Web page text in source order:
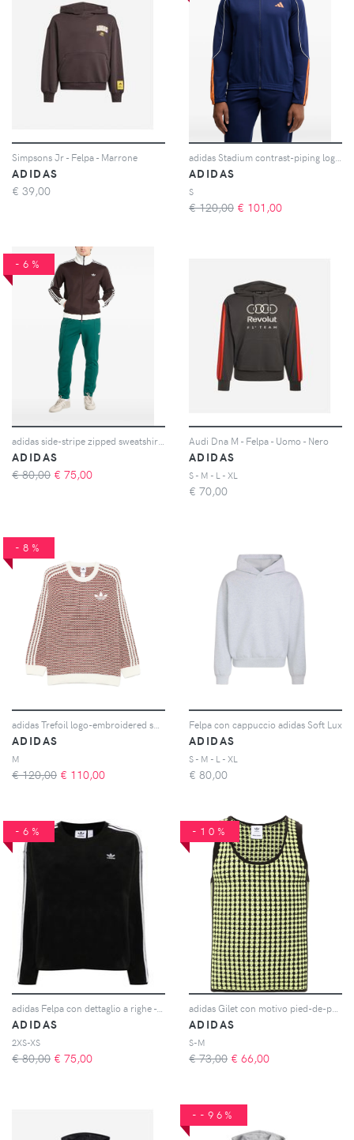
Simpsons Jr - Felpa - Marrone
ADIDAS
€ 39,00
ADIDAS
S
€ 120,00 € 101,00
-6%
ADIDAS
€ 80,00 € 75,00
Audi Dna M - Felpa - Uomo - Nero
ADIDAS
S - M - L - XL
€ 70,00
-8%
ADIDAS
M
€ 120,00 € 110,00
Felpa con cappuccio adidas Soft Lux
ADIDAS
S - M - L - XL
€ 80,00
-6%
ADIDAS
2XS-XS
€ 80,00 € 75,00
-10%
ADIDAS
S-M
€ 73,00 € 66,00
--96%